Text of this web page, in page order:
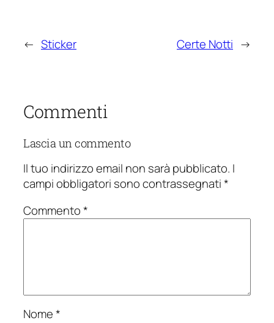
← Sticker Certe Notti →
Commenti
Lascia un commento
Il tuo indirizzo email non sarà pubblicato. I
campi obbligatori sono contrassegnati*
Commento*
Nome*